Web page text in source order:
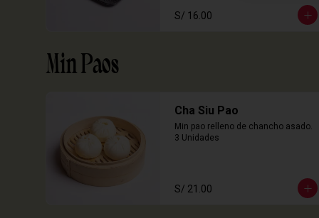
S/ 16.00
Min Paos
Cha Siu Pao
Min pao relleno de chancho asado.
3 Unidades
S/ 21.00